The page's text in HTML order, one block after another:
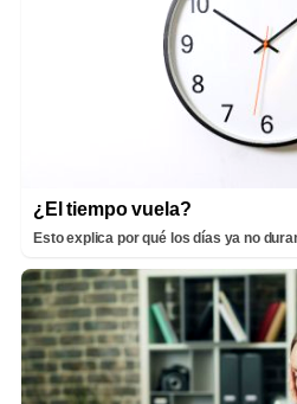
¿El tiempo vuela?
Esto explica por qué los días ya no